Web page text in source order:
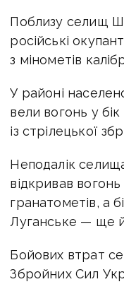
Поблизу селищ
російські
з мінометів
У районі
вели вогонь у
із стрілецької
Неподалік
відкривав
гранатометів, а
Луганське — ще й
Бойових втрат
Збройних Сил